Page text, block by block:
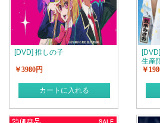
[DVD] 推しの子
￥3980円
カートに入れる
生産
￥